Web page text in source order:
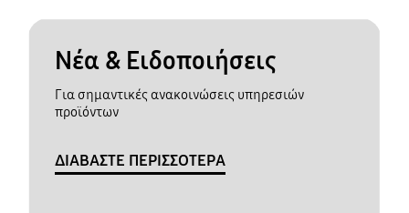
Νέα & Ειδοποιήσεις
Για σημαντικές ανακοινώσεις υπηρεσιών
προϊόντων
ΔΙΑΒΑΣΤΕ ΠΕΡΙΣΣΟΤΕΡΑ